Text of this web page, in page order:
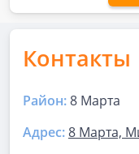
Контакты
Район:8 Марта
Адрес:8 Марта,